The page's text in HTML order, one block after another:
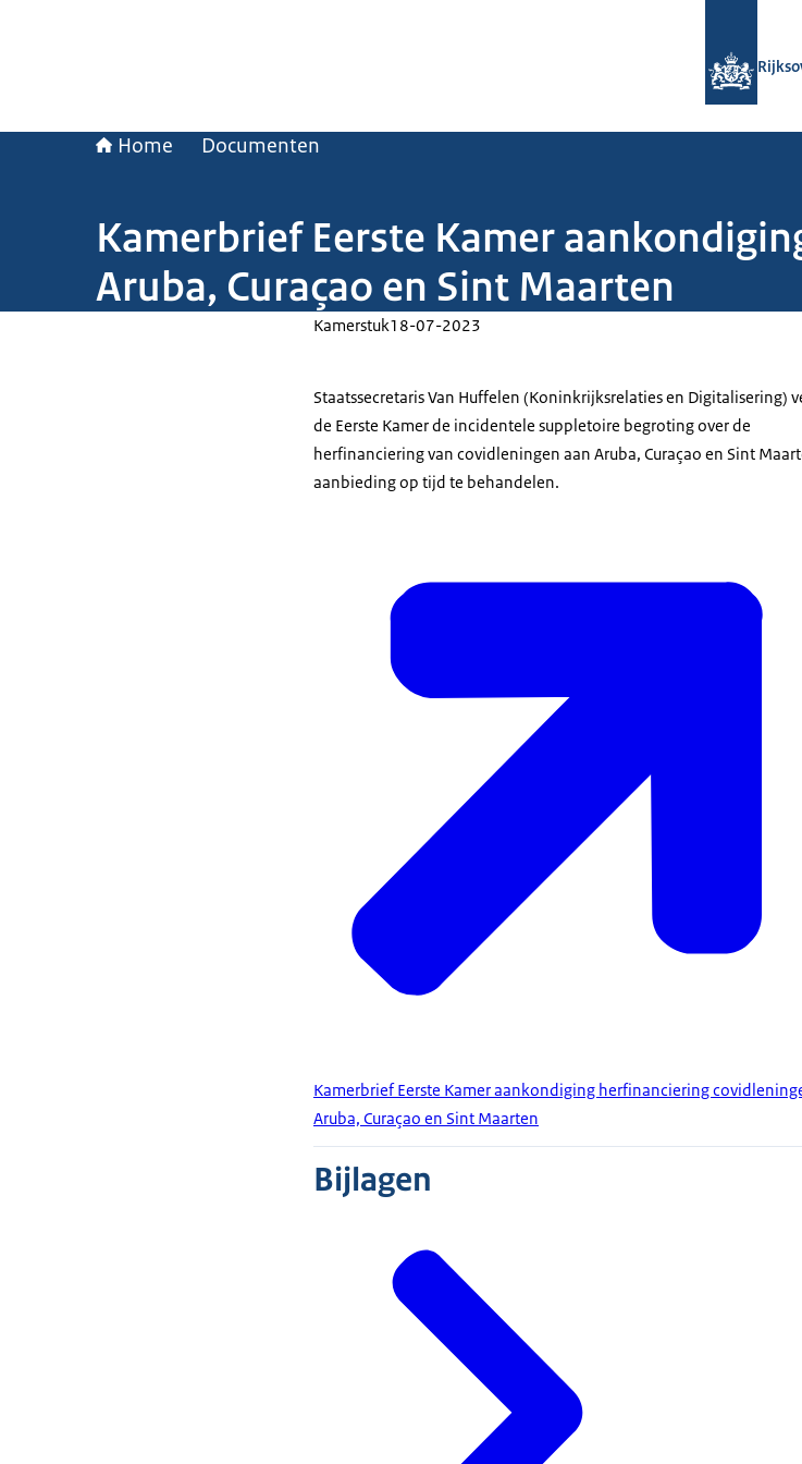
Home Documenten
Kamerbrief Eerste Kamer
Aruba, Curaçao en Sint Maarten
Kamerstuk18-07-2023
Staatssecretaris Van Huffelen (Koninkrijksrelaties en Digitalisering)
de Eerste Kamer de incidentele suppletoire begroting over de
herfinanciering van covidleningen aan Aruba, Curaçao en Sint
aanbieding op tijd te behandelen.
Kamerbrief Eerste Kamer aankondiging herfinanciering
Aruba, Curaçao en Sint Maarten
Bijlagen